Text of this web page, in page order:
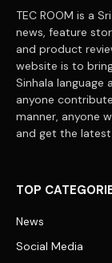
TEC ROOM is a
news, feature
and product
website is to
Sinhala
anyone
manner, anyone
and get the
TOP
News
Social Media